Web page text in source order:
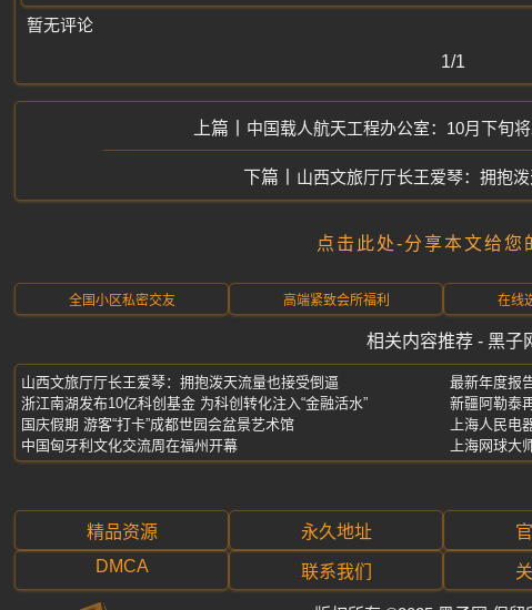
暂无评论
1/1
中国载人航天工程办公室：10月下旬
山西文旅厅厅长王爱琴：拥抱
点击此处-分享本文给您
全国小区私密交友 高端紧致会所福利 在线
相关内容推荐 - 黑子
山西文旅厅厅长王爱琴：拥抱泼天流量也接受倒逼
最新年度报
浙江南湖发布10亿科创基金 为科创转化注入“金融活水”
新疆阿勒泰
国庆假期 游客“打卡”成都世园会盆景艺术馆
上海人民电
中国匈牙利文化交流周在福州开幕
上海网球大
精品资源 永久地址
DMCA
联系我们
料